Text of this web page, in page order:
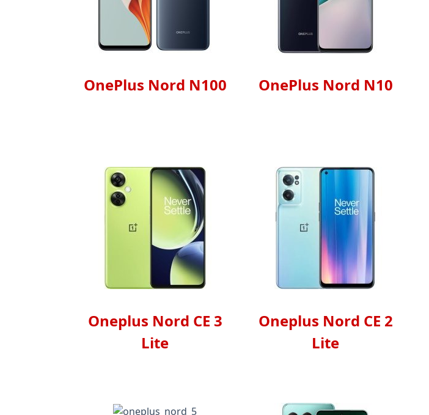
OnePlus Nord N100 OnePlus Nord N10
Oneplus Nord CE 3
Lite
Oneplus Nord CE 2
Lite